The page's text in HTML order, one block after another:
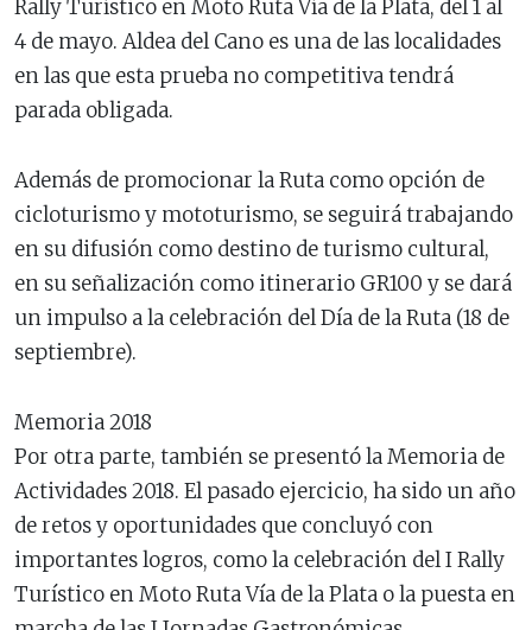
Rally Turístico en Moto Ruta Vía de la Plata, del 1 al
4 de mayo. Aldea del Cano es una de las localidades
en las que esta prueba no competitiva tendrá
parada obligada.
Además de promocionar la Ruta como opción de
cicloturismo y mototurismo, se seguirá trabajando
en su difusión como destino de turismo cultural,
en su señalización como itinerario GR100 y se dará
un impulso a la celebración del Día de la Ruta (18 de
septiembre).
Memoria 2018
Por otra parte, también se presentó la Memoria de
Actividades 2018. El pasado ejercicio, ha sido un año
de retos y oportunidades que concluyó con
importantes logros, como la celebración del I Rally
Turístico en Moto Ruta Vía de la Plata o la puesta en